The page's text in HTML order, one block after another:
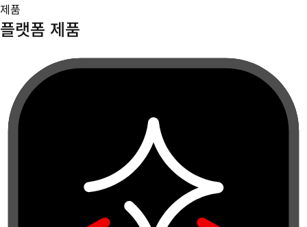
제품
플랫폼 제품